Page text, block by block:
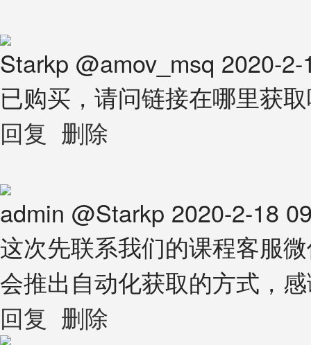
Starkp @amov_msq 2020-
已购买，请问链接在哪里获
回复 删除
admin @Starkp 2020-2-18
这次先联系我们的课程客服
会推出自动化获取的方式，
回复 删除